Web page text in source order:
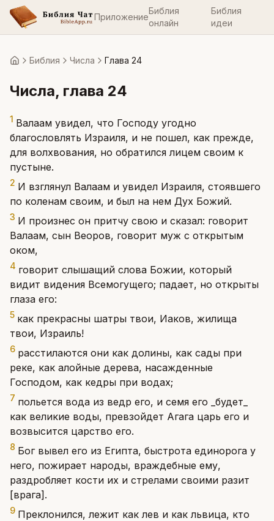
Приложение
Библия
онлайн
Библия
идеи
ГлавнаяБиблия Числа Глава 24
Числа, глава 24
1 Валаам увидел, что Господу угодно
благословлять Израиля, и не пошел, как прежде,
для волхвования, но обратился лицем своим к
пустыне.
2 И взглянул Валаам и увидел Израиля, стоявшего
по коленам своим, и был на нем Дух Божий.
3 И произнес он притчу свою и сказал: говорит
Валаам, сын Веоров, говорит муж с открытым
оком,
4 говорит слышащий слова Божии, который
видит видения Всемогущего; падает, но открыты
глаза его:
5 как прекрасны шатры твои, Иаков, жилища
твои, Израиль!
6 расстилаются они как долины, как сады при
реке, как алойные дерева, насажденные
Господом, как кедры при водах;
7 польется вода из ведр его, и семя его _будет_
как великие воды, превзойдет Агага царь его и
возвысится царство его.
8 Бог вывел его из Египта, быстрота единорога у
него, пожирает народы, враждебные ему,
раздробляет кости их и стрелами своими разит
[врага].
9 Преклонился, лежит как лев и как львица, кто